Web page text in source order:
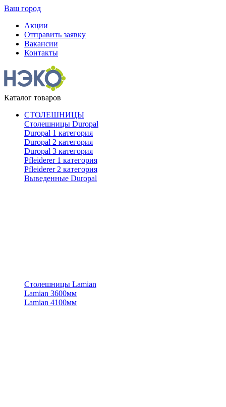
Ваш город
Акции
Отправить заявку
Вакансии
Контакты
Каталог товаров
СТОЛЕШНИЦЫ
Столешницы Duropal
Duropal 1 категория
Duropal 2 категория
Duropal 3 категория
Pfleiderer 1 категория
Pfleiderer 2 категория
Выведенные Duropal
Столешницы Lamian
Lamian 3600мм
Lamian 4100мм